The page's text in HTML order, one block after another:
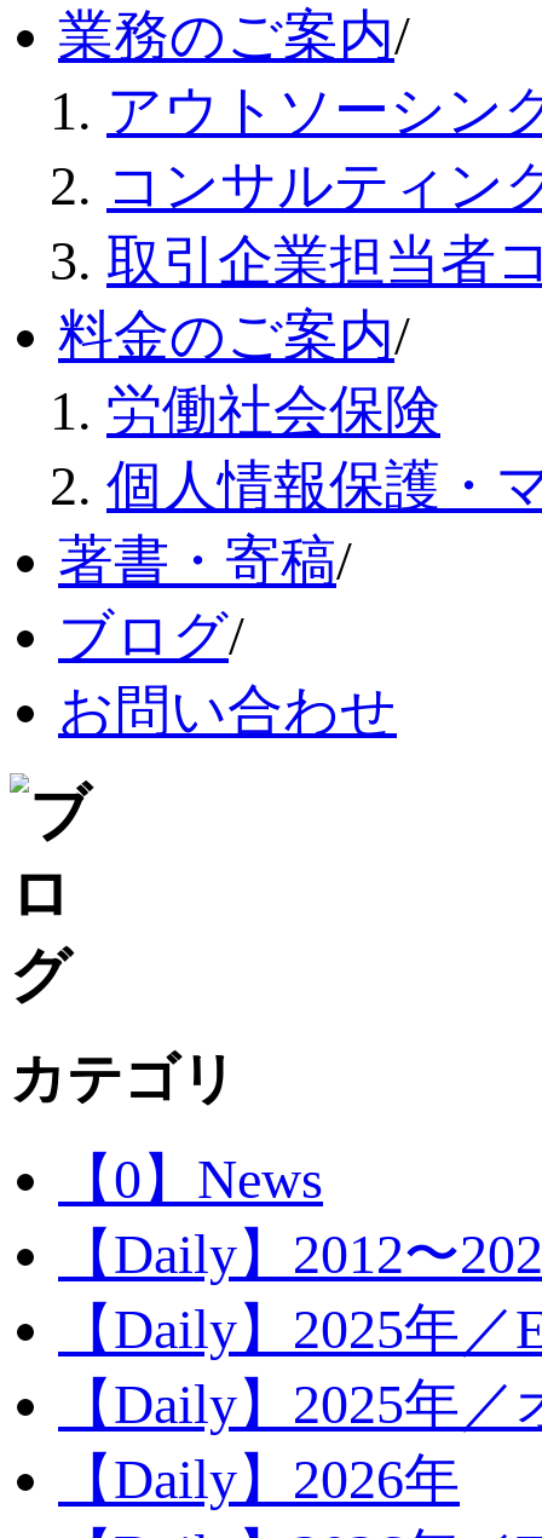
業務のご案内/
アウトソーシン
コンサルティン
取引企業担当者
料金のご案内/
労働社会保険
個人情報保護・
著書・寄稿/
ブログ/
お問い合わせ
カテゴリ
【0】News
【Daily】2012〜
【Daily】2025年／
【Daily】2025年
【Daily】2026年